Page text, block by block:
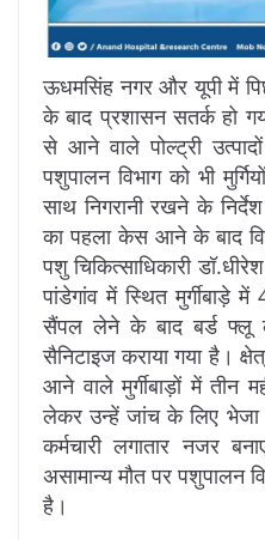
ऊधमसिंह नगर और यूपी में
के बाद प्रशासन सतर्क हो
से आने वाले पोल्ट्री
पशुपालन विभाग को भी
साथ निगरानी रखने के
का पहला केस आने के बाद
पशु चिकित्साधिकारी
पांडेगांव में स्थित मुर्गीबाड़े में
सैंपल लेने के बाद बर्ड फ्लू
सैनिटाइज कराया गया है।
आने वाले मुर्गीबाड़ों में
लेकर उन्हें जांच के लिए भेजा
कर्मचारी लगातार नजर
असामान्य मौत पर पशुपालन
है।